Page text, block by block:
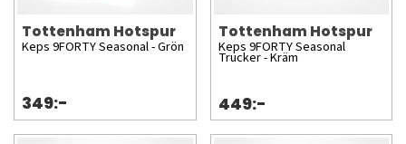
Tottenham Hotspur
Keps 9FORTY Seasonal - Grön
349:-
Tottenham Hotspur
Keps 9FORTY Seasonal
Trucker - Kräm
449:-